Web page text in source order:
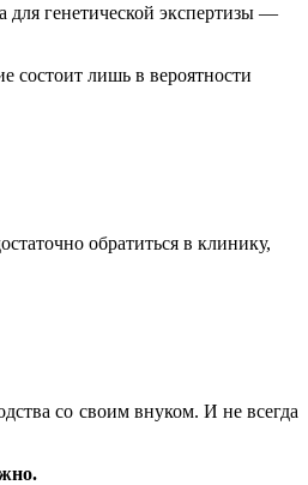
для генетической экспертизы —
состоит лишь в вероятности
обратиться в клинику,
со своим внуком. И не всегда